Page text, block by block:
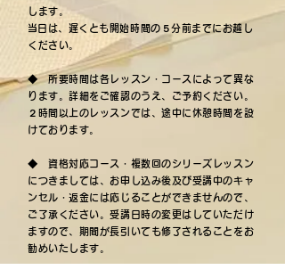
します。
​当日は、遅くとも開始時間の５分前までにお越し
ください。
​◆ 所要時間は各レッスン・コースによって異な
ります。詳細をご確認のうえ、ご予約ください。
２時間以上のレッスンでは、途中に休憩時間を設
けております。
◆ 資格対応コース・複数回のシリーズレッスン
につきましては、お申し込み後及び受講中のキャ
ンセル・返金には応じることができませんので、
ご了承ください。受講日時の変更はしていただけ
ますので、期間が長引いても修了されることをお
勧めいたします。